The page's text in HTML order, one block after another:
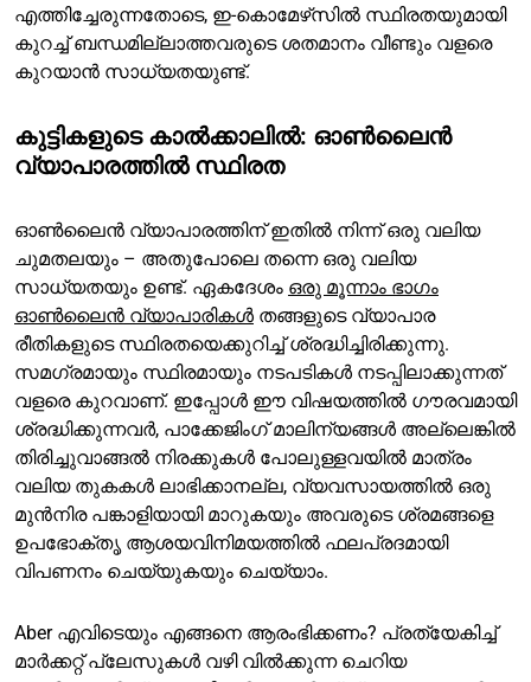
എത്തിച്ചേരുന്നതോടെ, ഇ-കൊമേഴ്‌സിൽ സ്ഥിരതയുമായി
കുറച്ച് ബന്ധമില്ലാത്തവരുടെ ശതമാനം വീണ്ടും വളരെ
കുറയാൻ സാധ്യതയുണ്ട്.
കുട്ടികളുടെ കാൽക്കാലിൽ: ഓൺലൈൻ
വ്യാപാരത്തിൽ സ്ഥിരത
ഓൺലൈൻ വ്യാപാരത്തിന് ഇതിൽ നിന്ന് ഒരു വലിയ
ചുമതലയും – അതുപോലെ തന്നെ ഒരു വലിയ
സാധ്യതയും ഉണ്ട്. ഏകദേശം ഒരു മൂന്നാം ഭാഗം
ഓൺലൈൻ വ്യാപാരികൾ തങ്ങളുടെ വ്യാപാര
രീതികളുടെ സ്ഥിരതയെക്കുറിച്ച് ശ്രദ്ധിച്ചിരിക്കുന്നു.
സമഗ്രമായും സ്ഥിരമായും നടപടികൾ നടപ്പിലാക്കുന്നത്
വളരെ കുറവാണ്. ഇപ്പോൾ ഈ വിഷയത്തിൽ ഗൗരവമായി
ശ്രദ്ധിക്കുന്നവർ, പാക്കേജിംഗ് മാലിന്യങ്ങൾ അല്ലെങ്കിൽ
തിരിച്ചുവാങ്ങൽ നിരക്കുകൾ പോലുള്ളവയിൽ മാത്രം
വലിയ തുകകൾ ലാഭിക്കാനല്ല, വ്യവസായത്തിൽ ഒരു
മുൻനിര പങ്കാളിയായി മാറുകയും അവരുടെ ശ്രമങ്ങളെ
ഉപഭോക്തൃ ആശയവിനിമയത്തിൽ ഫലപ്രദമായി
വിപണനം ചെയ്യുകയും ചെയ്യാം.
Aber എവിടെയും എങ്ങനെ ആരംഭിക്കണം? പ്രത്യേകിച്ച്
മാർക്കറ്റ് പ്ലേസുകൾ വഴി വിൽക്കുന്ന ചെറിയ